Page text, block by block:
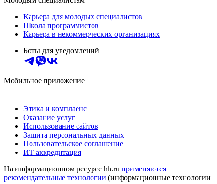
Карьера для молодых специалистов
Школа программистов
Карьера в некоммерческих организациях
Боты для уведомлений
Мобильное приложение
Этика и комплаенс
Оказание услуг
Использование сайтов
Защита персональных данных
Пользовательское соглашение
ИТ аккредитация
На информационном ресурсе hh.ru применяются
рекомендательные технологии (информационные технологии